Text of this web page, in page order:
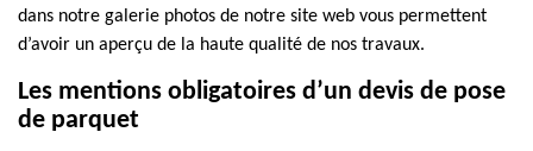
dans notre galerie photos de notre site web vous permettent
d’avoir un aperçu de la haute qualité de nos travaux.
Les mentions obligatoires d’un devis de pose
de parquet